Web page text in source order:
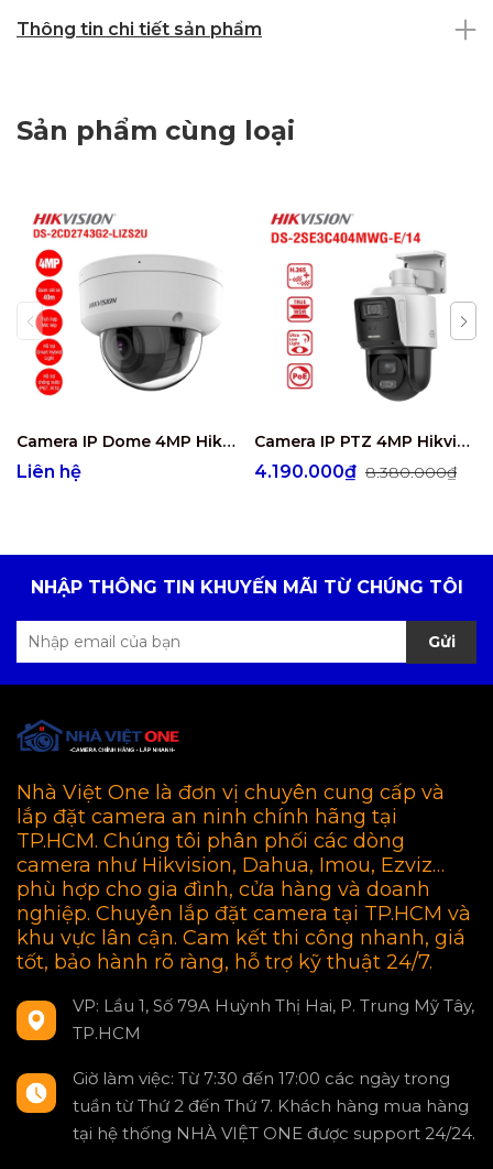
Thông tin chi tiết sản phẩm
Sản phẩm cùng loại
Camera IP Dome 4MP Hikvision DS-2CD2743G2-LIZS2U
Liên hệ
Camera IP PTZ 4MP Hikvision DS-2SE3C404MWG-E/14
4.190.000₫ 8.380.000₫
NHẬP THÔNG TIN KHUYẾN MÃI TỪ CHÚNG TÔI
Gửi
Nhà Việt One là đơn vị chuyên cung cấp và
lắp đặt camera an ninh chính hãng tại
TP.HCM. Chúng tôi phân phối các dòng
camera như Hikvision, Dahua, Imou, Ezviz…
phù hợp cho gia đình, cửa hàng và doanh
nghiệp. Chuyên lắp đặt camera tại TP.HCM và
khu vực lân cận. Cam kết thi công nhanh, giá
tốt, bảo hành rõ ràng, hỗ trợ kỹ thuật 24/7.
VP: Lầu 1, Số 79A Huỳnh Thị Hai, P. Trung Mỹ Tây,
TP.HCM
Giờ làm việc: Từ 7:30 đến 17:00 các ngày trong
tuần từ Thứ 2 đến Thứ 7. Khách hàng mua hàng
tại hệ thống NHÀ VIỆT ONE được support 24/24.